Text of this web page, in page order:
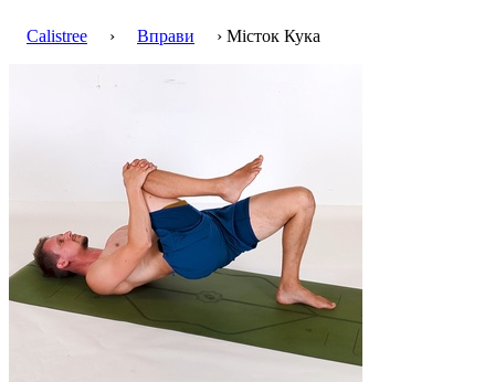
Calistree › Вправи › Місток Кука